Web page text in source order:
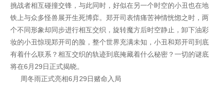
挑战者相互碰撞交锋，与此同时，好似在另一个时空的小丑也在地
铁上与众多怪兽展开生死博弈。郑开司表情痛苦神情恍惚之时，两
个不同形象却同步进行相互交织，旋转魔方后时空静止，卸下油彩
妆的小丑惊现郑开司的脸，整个世界充满未知，小丑和郑开司到底
有着什么联系？相互交织的轨迹到底掩藏着什么秘密？一切的谜底
将在6月29日正式揭晓。
周冬雨正式亮相6 月 29日赌命入局